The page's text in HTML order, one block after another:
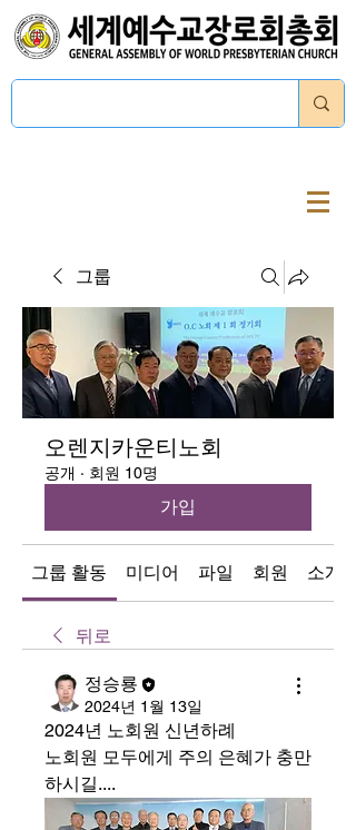
그룹
오렌지카운티노회
공개 · 회원 10명
가입
그룹 활동 미디어 파일 회원 소개
뒤로
정승룡
2024년 1월 13일
2024년 노회원 신년하례
노회원 모두에게 주의 은혜가 충만
하시길....